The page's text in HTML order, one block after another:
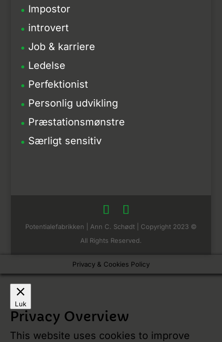
Impostor
introvert
Job & karriere
Ledelse
Perfektionist
Personlig udvikling
Præstationsmønstre
Særligt sensitiv
Potentialefabrikken | Ann C. Schødt | Copyright 2023 ©
All Rights Reserved.
Privacy & Cookies Policy
Luk
Privacy Overview
This website uses cookies to improve